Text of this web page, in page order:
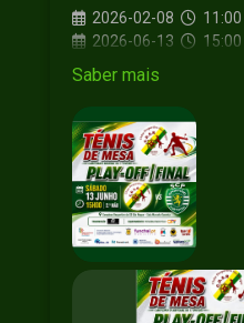
2026-02-08 11:00
2026-06-13
15:00
2026-06-14
Saber mais